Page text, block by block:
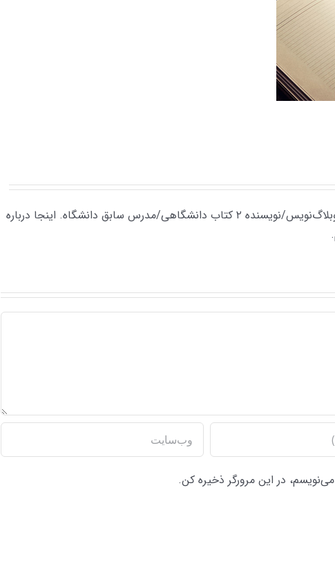
علاقه‌مند به اینترنت و روان‌شناسی/ریاضی‌خوانده/وبلاگ‌نویس/نویسنده ۲ کتاب دانشگاهی/مدرس سابق دانشگاه. اینجا درباره
در این مرورگر ذخیره کن.